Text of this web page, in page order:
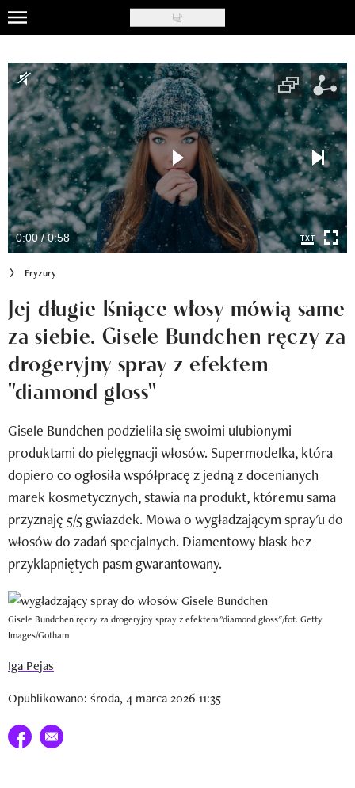
Skip
to
main
content
Moda
Ślub i wesele
Styl życia
Nasze akcje
Inspiracje
Newsy
Newsletter
Wizaz Summer Influ School
Mój profil / Zarejestruj się
0:00 / 0:58
Fryzury
Jej długie lśniące włosy mówią same
za siebie. Gisele Bundchen ręczy za
drogeryjny spray z efektem
"diamond gloss"
Gisele Bundchen podzieliła się swoimi ulubionymi
produktami do pielęgnacji włosów. Supermodelka, która
dopiero co ogłosiła współpracę z jedną z docenianych
marek kosmetycznych, stawia na produkt, któremu sama
przyznaję 5/5 gwiazdek. Mowa o wygładzającym spray'u do
włosów do zadań specjalnych. Diamentowy blask bez
przyklapniętych pasm gwarantowany.
Gisele Bundchen ręczy za drogeryjny spray z efektem "diamond gloss"/fot. Getty
Images/Gotham
Iga Pejas
Opublikowano: środa, 4 marca 2026 11:35
Udostępnij na facebook
E-mail do przyjaciela